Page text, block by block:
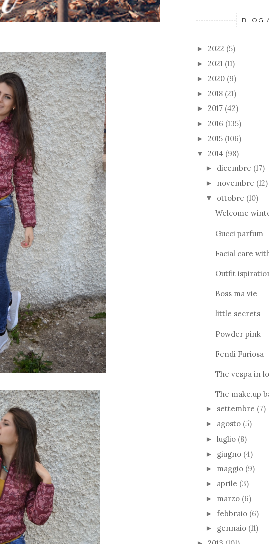
BLOG
► 2022 (5)
► 2021 (11)
► 2020 (9)
► 2018 (21)
► 2017 (42)
► 2016 (135)
► 2015 (106)
▼ 2014 (98)
► dicembre (17)
► novembre (12)
▼ ottobre (10)
Welcome
Gucci parfum
Facial care
Outfit
Boss ma vie
little secrets
Powder pink
Fendi Furiosa
The vespa in
The make.up
► settembre (7)
► agosto (5)
► luglio (8)
► giugno (4)
► maggio (9)
► aprile (3)
► marzo (6)
► febbraio (6)
► gennaio (11)